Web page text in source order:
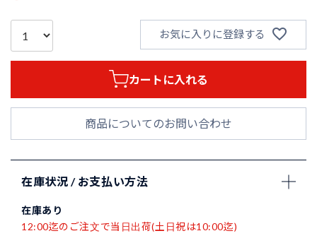
お気に入りに登録する
カートに入れる
商品についてのお問い合わせ
在庫状況 / お支払い方法
在庫あり
12:00迄のご注文で当日出荷(土日祝は10:00迄)